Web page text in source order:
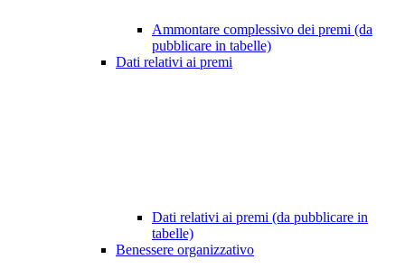
Ammontare complessivo dei premi (da
pubblicare in tabelle)
Dati relativi ai premi
Dati relativi ai premi (da pubblicare in
tabelle)
Benessere organizzativo